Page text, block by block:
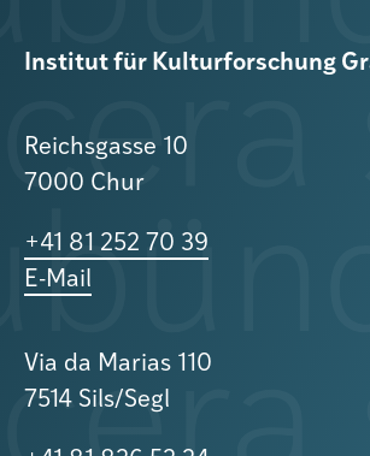
Institut für Kulturforschung
Reichsgasse 10
7000 Chur
+41 81 252 70 39
E-Mail
Via da Marias 110
7514 Sils/Segl